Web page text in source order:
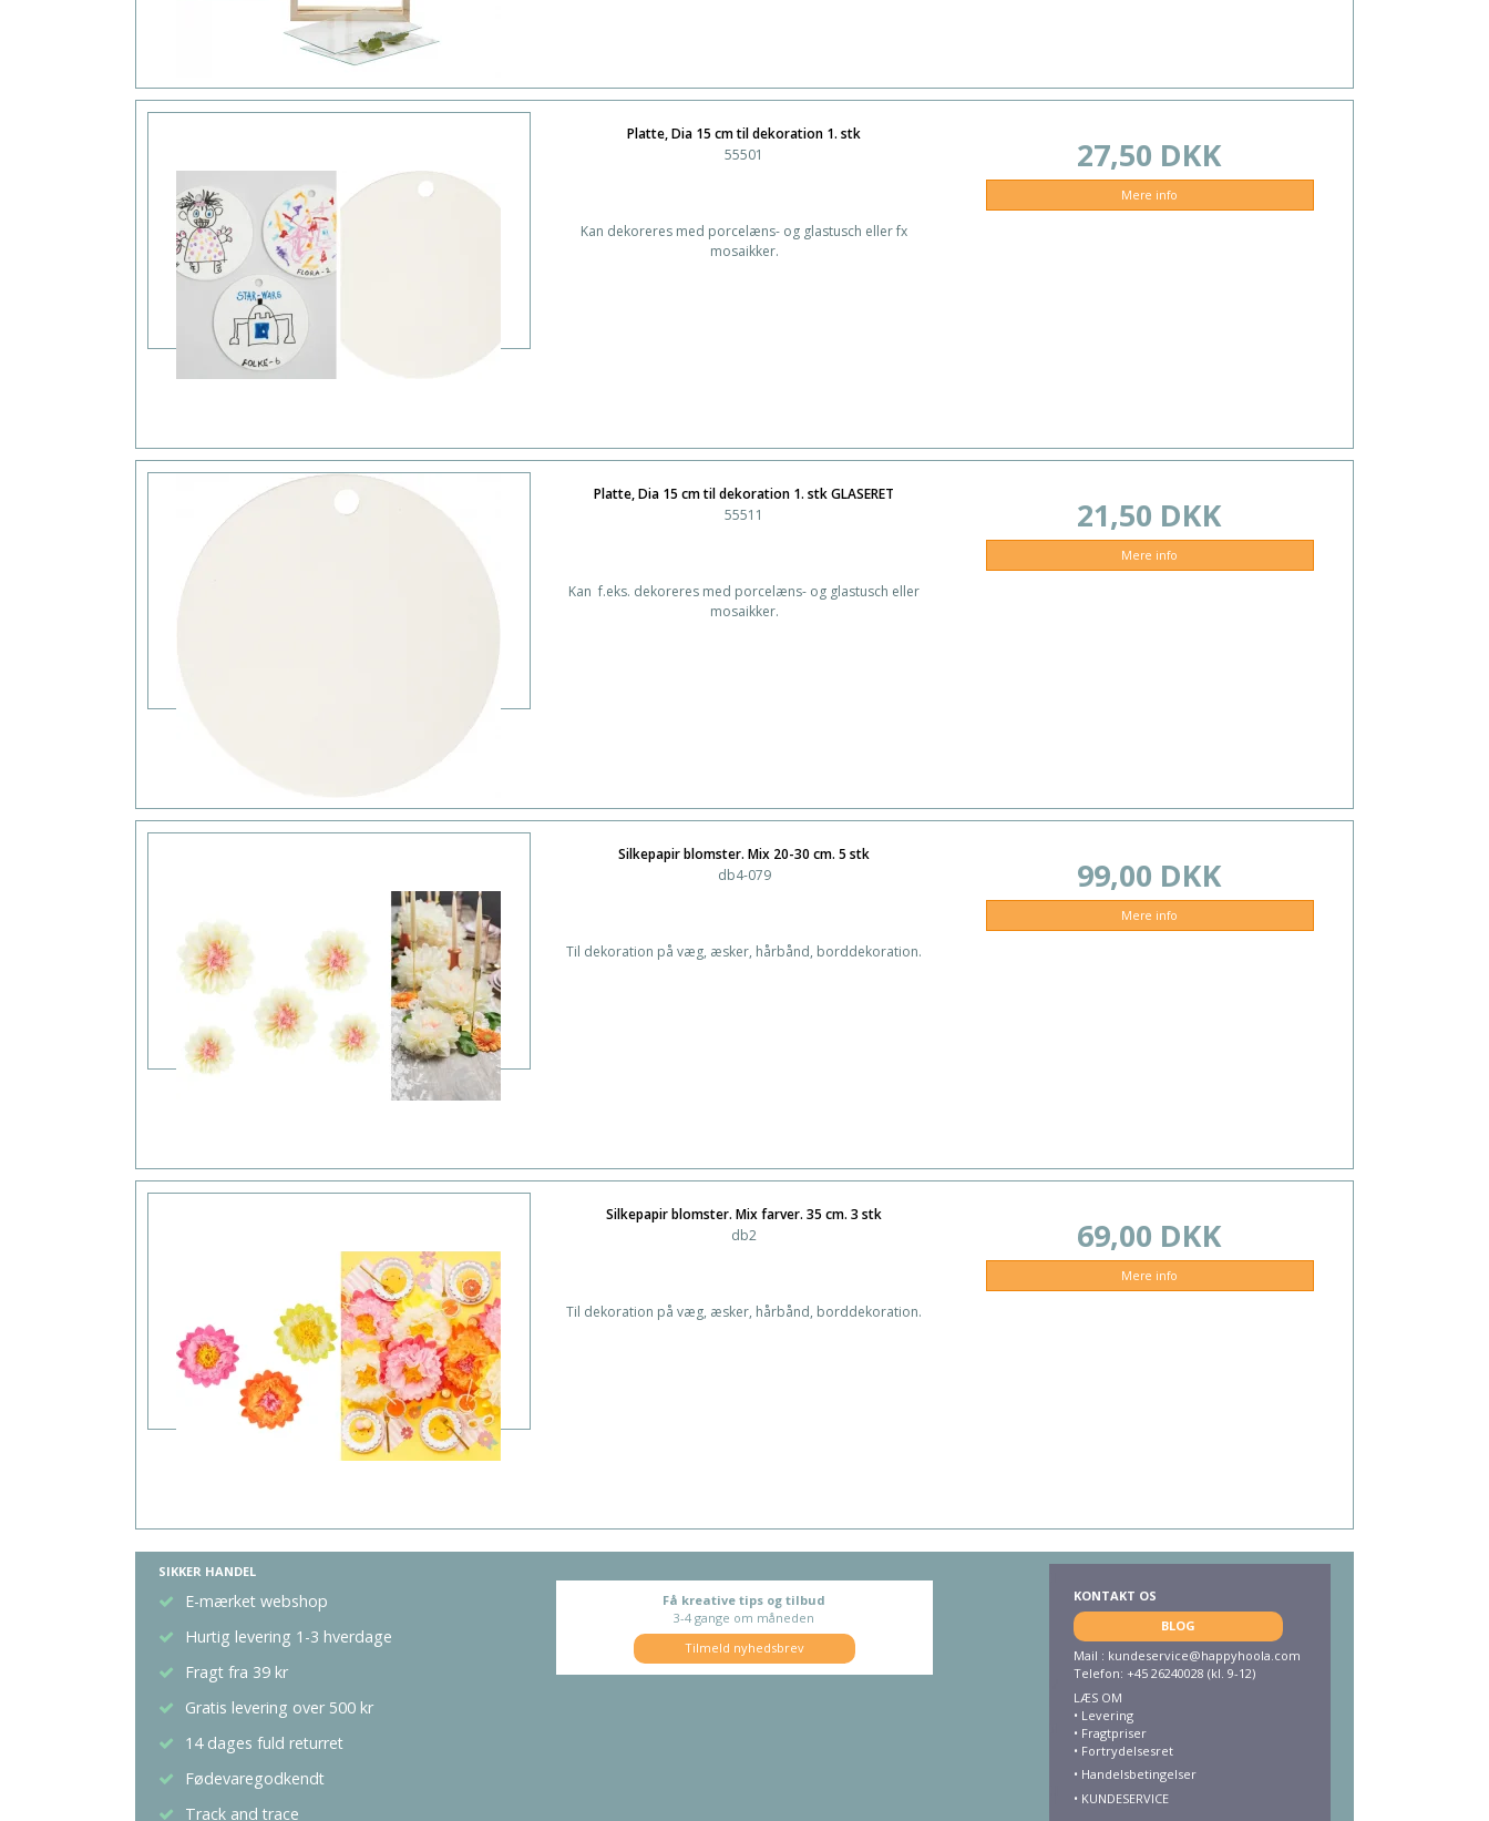
Platte, Dia 15 cm til dekoration 1. stk
55501
Kan dekoreres med porcelæns- og glastusch eller fx
mosaikker.
27,50 DKK
Mere info
Platte, Dia 15 cm til dekoration 1. stk GLASERET
55511
Kan f.eks. dekoreres med porcelæns- og glastusch eller
mosaikker.
21,50 DKK
Mere info
Silkepapir blomster. Mix 20-30 cm. 5 stk
db4-079
Til dekoration på væg, æsker, hårbånd, borddekoration.
99,00 DKK
Mere info
Silkepapir blomster. Mix farver. 35 cm. 3 stk
db2
Til dekoration på væg, æsker, hårbånd, borddekoration.
69,00 DKK
Mere info
SIKKER HANDEL
E-mærket webshop
Hurtig levering 1-3 hverdage
Fragt fra 39 kr
Gratis levering over 500 kr
14 dages fuld returret
Fødevaregodkendt
Track and trace
Få kreative tips og tilbud
3-4 gange om måneden
Tilmeld nyhedsbrev
KONTAKT OS
BLOG
Mail : kundeservice@happyhoola.com
Telefon: +45 26240028 (kl. 9-12)
LÆS OM
• Levering
• Fragtpriser
• Fortrydelsesret
• Handelsbetingelser
• KUNDESERVICE